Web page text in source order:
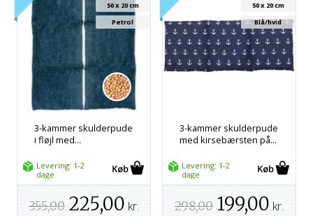
3-kammer skulderpude
i fløjl med...
50 x 20 cm
Petrol
Levering: 1-2
dage
355,00 225,00 kr.
3-kammer skulderpude
med kirsebærsten på...
50 x 20 cm
Blå/hvid
Levering: 1-2
dage
298,00 199,00 kr.